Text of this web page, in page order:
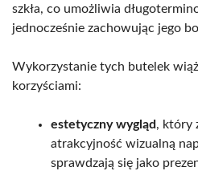
szkła, co umożliwia
jednocześnie zachowując jego
Wykorzystanie tych butelek
korzyściami:
estetyczny wygląd, który
atrakcyjność wizualną
sprawdzają się jako